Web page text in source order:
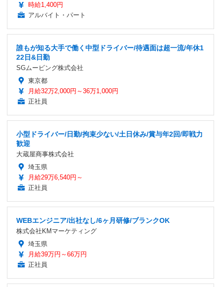
時給1,400円
アルバイト・パート
誰もが知る大手で働く中型ドライバー/待遇面は超一流/年休1
22日&日勤
SGムービング株式会社
東京都
月給32万2,000円～36万1,000円
正社員
小型ドライバー/日勤/拘束少ない/土日休み/賞与年2回/即戦力
歓迎
大蔵屋商事株式会社
埼玉県
月給29万6,540円～
正社員
WEBエンジニア/出社なし/6ヶ月研修/ブランクOK
株式会社KMマーケティング
埼玉県
月給39万円～66万円
正社員